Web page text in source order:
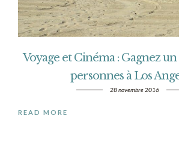
Voyage et Cinéma : Gagnez
personnes à Los
28 novembre 2016
READ MORE